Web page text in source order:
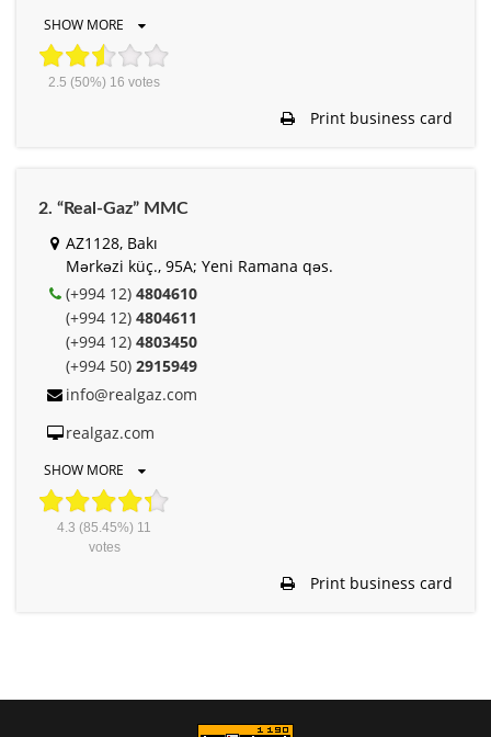
SHOW MORE
2.5 (50%) 16 votes
Print business card
2. “Real-Gaz” MMC
AZ1128, Bakı
Mərkəzi küç., 95A; Yeni Ramana qəs.
(+994 12) 4804610
(+994 12) 4804611
(+994 12) 4803450
(+994 50) 2915949
info@realgaz.com
realgaz.com
SHOW MORE
4.3 (85.45%) 11
votes
Print business card